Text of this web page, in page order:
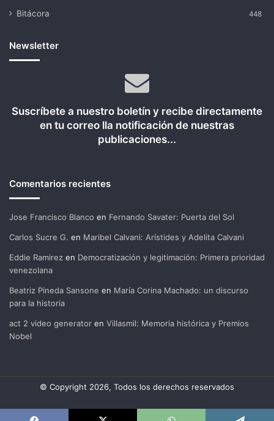
Bitácora 448
Newsletter
Suscríbete a nuestro boletín y recibe directamente
en tu correo lla notificación de nuestras
publicaciones...
Comentarios recientes
Jose Francisco Blanco en Fernando Savater: Puerta del Sol
Carlos Sucre G. en Maribel Calvani: Arístides y Adelita Calvani
Eddie Ramirez en Democratización y legitimación: Primera prioridad
venezolana
Beatriz Pineda Sansone en María Corina Machado: un discurso
para la historia
act 2 video generator en Villasmil: Memoria histórica y Premios
Nobel
© Copyright 2026, Todos los derechos reservados